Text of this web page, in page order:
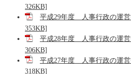
326KB]
平成29年度 人事行政の運営
353KB]
平成28年度 人事行政の運営
306KB]
平成27年度 人事行政の運営
318KB]